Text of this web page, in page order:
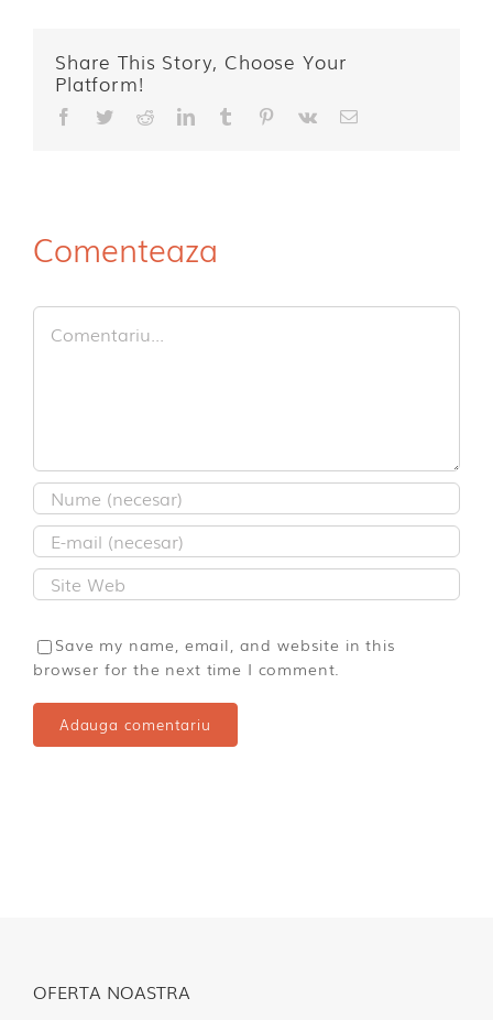
Share This Story, Choose Your
Platform!
Facebook
TwitterRedditLinkedIn
TumblrPinterest
Vk
E-
Comenteaza
Comment
Save my name, email, and website in this
browser for the next time I comment.
OFERTA NOASTRA